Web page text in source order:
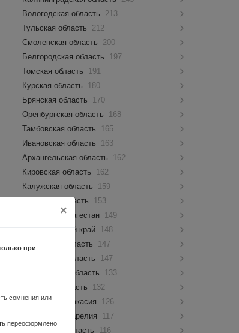
×
при
сомнения или
переоформлено
Вологодская область
213
Тульская область
212
Смоленская область
200
Белгородская область
197
Томская область
191
Курская область
180
Брянская область
170
Оренбургская область
168
Тамбовская область
165
Ивановская область
163
Архангельская область
162
Кировская область
162
Калужская область
159
Амурская область
153
Республика Дагестан 149
Забайкальский край 148
Орловская область
147
Пензенская область
147
Ульяновская область
133
Липецкая область
132
Республика Хакасия
126
Республика Карелия
117
Курганская область
116